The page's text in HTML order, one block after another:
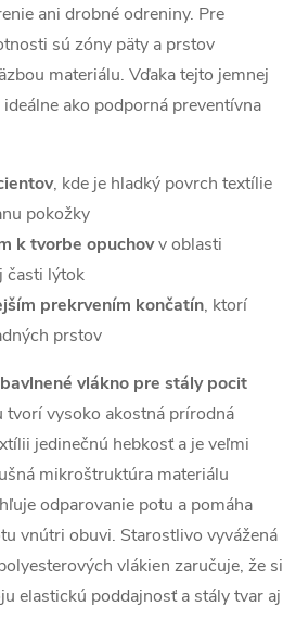
ani drobné odreniny. Pre
sú zóny päty a prstov
materiálu. Vďaka tejto jemnej
ako podporná preventívna
, kde je hladký povrch textílie
pokožky
k tvorbe opuchovv oblasti
časti lýtok
prekrvením končatín, ktorí
prstov
vlákno pre stály pocit
tvorí vysoko akostná prírodná
jedinečnú hebkosť a je veľmi
mikroštruktúra materiálu
odparovanie potu a pomáha
vnútri obuvi. Starostlivo vyvážená
vlákien zaručuje, že si
elastickú poddajnosť a stály tvar aj